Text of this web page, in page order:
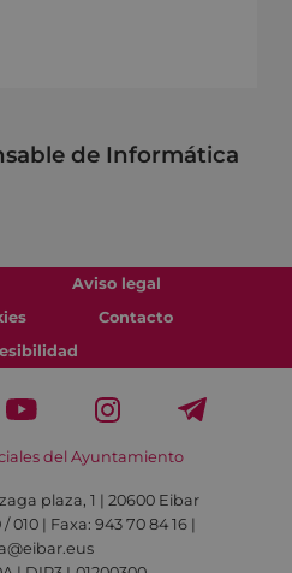
de Informática
Aviso legal
Contacto
del Ayuntamiento
plaza, 1 | 20600 Eibar
010 | Faxa: 943 70 84 16 |